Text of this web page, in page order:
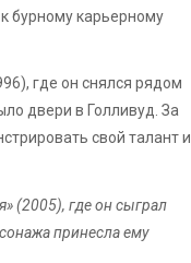
к бурному карьерному
где он снялся рядом
двери в Голливуд. За
свой талант и
(2005), где он сыграл
принесла ему